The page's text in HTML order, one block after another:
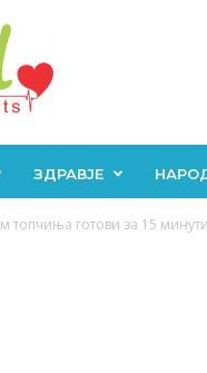
ЗДРАВЈЕ
топчиња готови за 15